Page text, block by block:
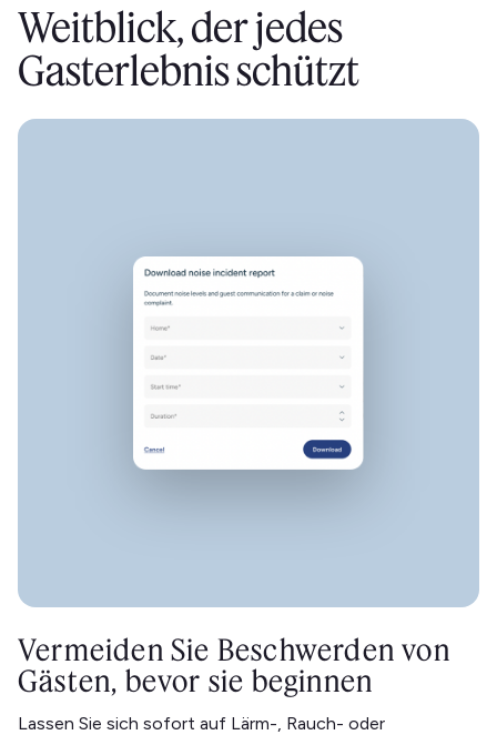
Weitblick, der jedes
Gasterlebnis schützt
Vermeiden Sie Beschwerden von
Gästen, bevor sie beginnen
Lassen Sie sich sofort auf Lärm-, Rauch- oder